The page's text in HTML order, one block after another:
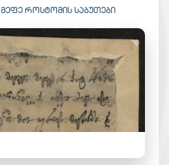
ᲛᲔᲤᲔ ᲠᲝᲡᲢᲝᲛᲘᲡ ᲡᲐᲑᲣᲗᲔᲑᲘ